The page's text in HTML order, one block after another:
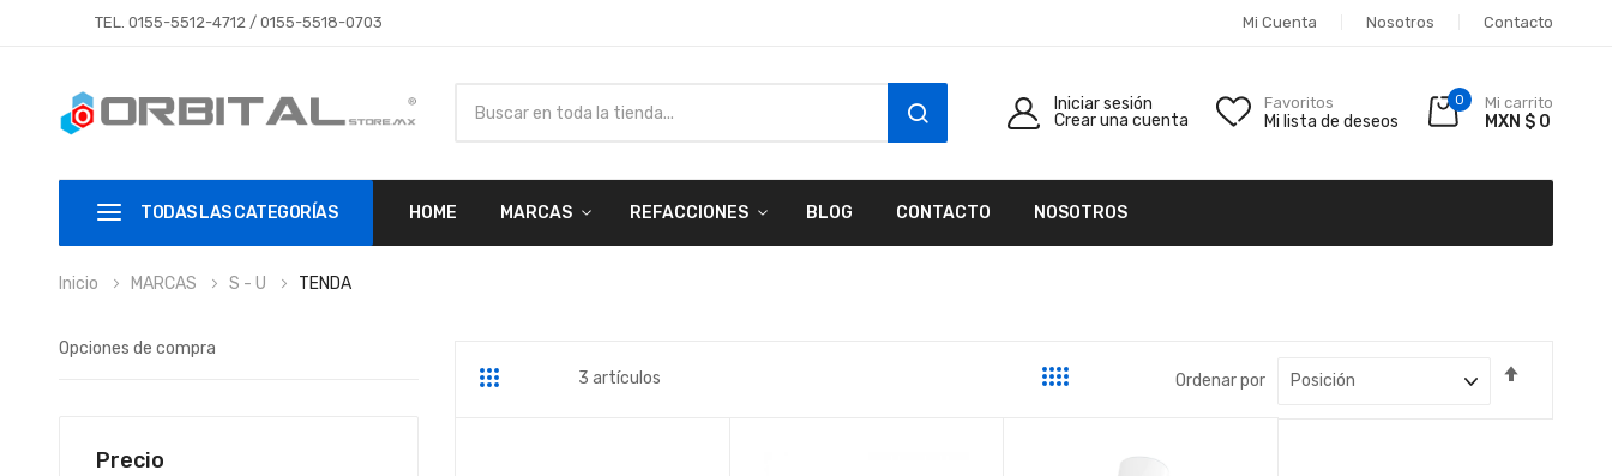
TEL. 0155-5512-4712/ 0155-5518-0703 Mi Cuenta Nosotros Contacto
SEARCH
Iniciar sesión
Crear una cuenta
Favoritos
Mi lista de deseos
0 Mi carrito
MXN $ 0
TODAS LAS CATEGORÍAS HOME MARCAS REFACCIONES BLOG CONTACTO NOSOTROS
Inicio MARCAS S - U TENDA
Parrilla 3 artículos Ordenar por
Opciones de compra
Precio